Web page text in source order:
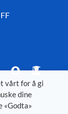
vårt for å gi
dine
«Godta»